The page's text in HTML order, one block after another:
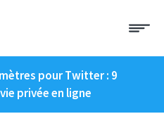
pour Twitter : 9
privée en ligne